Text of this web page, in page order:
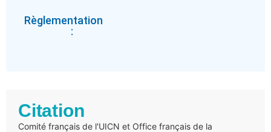
Règlementation
:
Citation
Comité français de l'UICN et Office français de la